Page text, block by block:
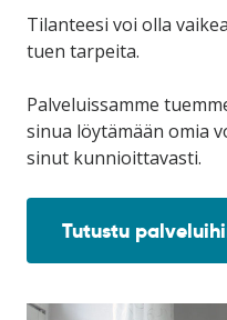
Tilanteesi voi olla
tuen tarpeita.
Palveluissamme
sinua löytämään omia
sinut kunnioittavasti.
Tutustu